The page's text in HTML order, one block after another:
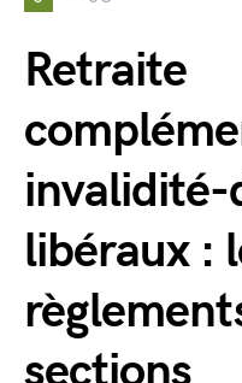
Retraite
invalidité-
libéraux :